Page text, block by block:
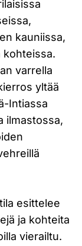
kauniissa,
kohteissa.
varrella
yltää
Intiassa
ilmastossa,
esittelee
ja kohteita
vierailtu.